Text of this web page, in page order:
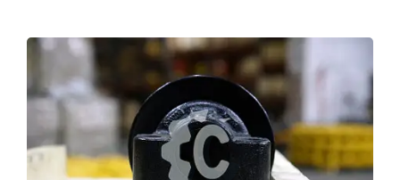
Информация
Контакты
3D тур по производству
3D тур по складам